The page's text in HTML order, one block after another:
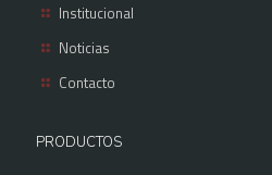
Institucional
Noticias
Contacto
PRODUCTOS